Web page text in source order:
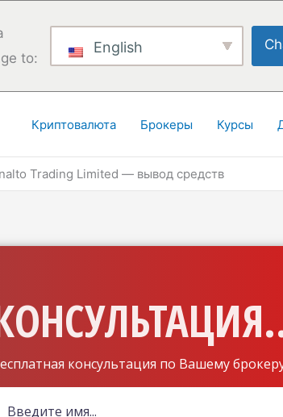
to:
English
Криптовалюта Брокеры Курсы
Trading Limited — вывод средств
консультация по Вашему